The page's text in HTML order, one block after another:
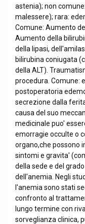
astenia); non
malessere); rara:
Comune: Aumento
Aumento della
della lipasi,
bilirubina coniugata
della ALT).
procedura. Comune:
postoperatoria
secrezione dalla
causa del suo
medicinale puo'
emorragie occulte o
organo,che possono
sintomi e gravita'
della sede e del
dell'anemia. Negli
l'anemia sono stati
confronto al
lungo termine con
sorveglianza clinica,